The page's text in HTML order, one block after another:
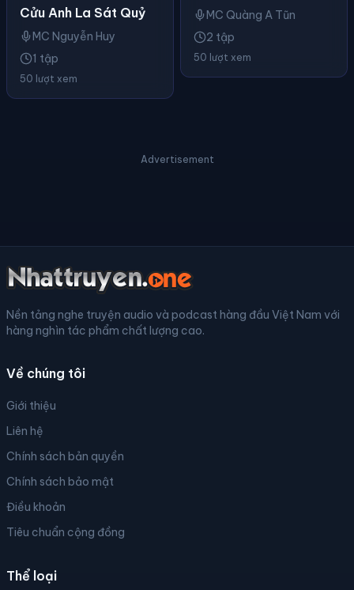
Cửu Anh La Sát Quỷ
MC Nguyễn Huy
1 tập
50 lượt xem
MC Quàng A Tũn
2 tập
50 lượt xem
Advertisement
Nền tảng nghe truyện audio và podcast hàng đầu Việt Nam với
hàng nghìn tác phẩm chất lượng cao.
Về chúng tôi
Giới thiệu
Liên hệ
Chính sách bản quyền
Chính sách bảo mật
Điều khoản
Tiêu chuẩn cộng đồng
Thể loại